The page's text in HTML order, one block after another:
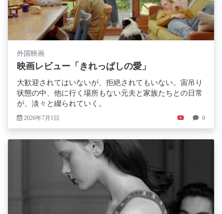
外国映画
映画レビュー「きれっぱしの愛」
大歓迎されてはいないが、拒絶されてもいない。宙吊り
状態の中、他に行く場所もない元夫と家族たちとの日常
が、淡々と綴られていく。
2026年7月1日 0